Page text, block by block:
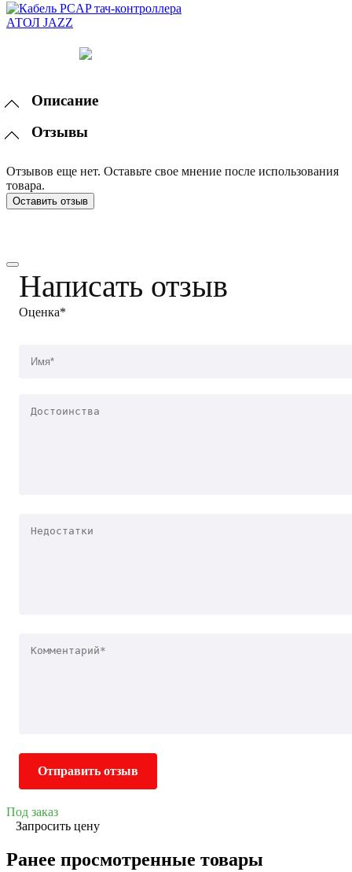
Описание
Отзывы
Отзывов еще нет. Оставьте свое мнение после использования
товара.
Оставить отзыв
Написать отзыв
Оценка*
Отправить отзыв
Под заказ
Запросить цену
Ранее просмотренные товары